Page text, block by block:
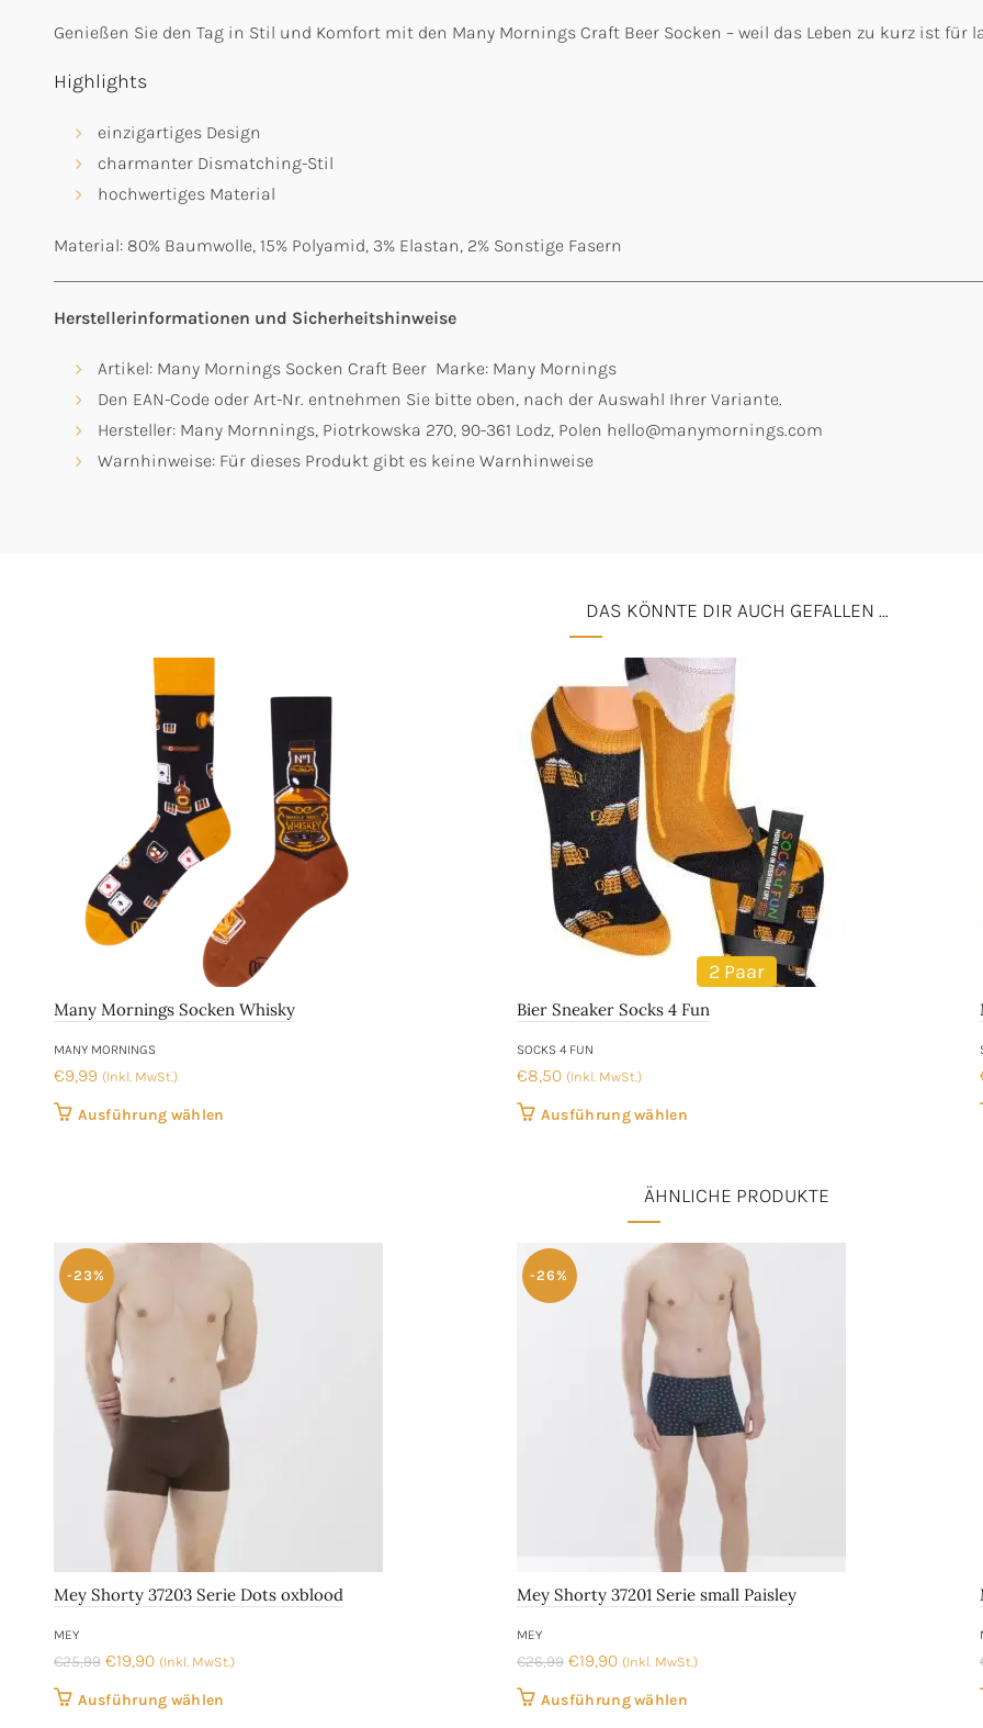
Genießen Sie den Tag in Stil und Komfort mit den Many Mornings Craft Beer Socken – weil das Leben zu kurz ist für
Highlights
einzigartiges Design
charmanter Dismatching-Stil
hochwertiges Material
Material: 80% Baumwolle, 15% Polyamid, 3% Elastan, 2% Sonstige Fasern
Herstellerinformationen und Sicherheitshinweise
Artikel: Many Mornings Socken Craft Beer Marke: Many Mornings
Den EAN-Code oder Art-Nr. entnehmen Sie bitte oben, nach der Auswahl Ihrer Variante.
Hersteller: Many Mornnings, Piotrkowska 270, 90-361 Lodz, Polen hello@manymornings.com
Warnhinweise: Für dieses Produkt gibt es keine Warnhinweise
DAS KÖNNTE DIR AUCH GEFALLEN …
Many Mornings Socken Whisky
MANY MORNINGS
€9,99 (Inkl. MwSt.)
Ausführung wählen
auf.
Optionen
können
auf
der
Produktseite
gewählt
werden
2 Paar
Bier Sneaker Socks 4 Fun
SOCKS 4 FUN
€8,50 (Inkl. MwSt.)
Ausführung wählenDieses
mehrere
auf.
Optionen
können
auf
der
Produktseite
gewählt
werden
ÄHNLICHE PRODUKTE
-23%
Mey Shorty 37203 Serie Dots oxblood
MEY
€25,99 Ursprünglicher
€19,90Aktueller
ist:
(Inkl. MwSt.)
Ausführung wählen
-26%
Mey Shorty 37201 Serie small Paisley
MEY
€26,99 Ursprünglicher
€19,90Aktueller
ist:
(Inkl. MwSt.)
Ausführung wählenDieses